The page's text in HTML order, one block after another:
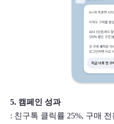
5. 캠페인 성과
: 친구톡 클릭률 25%, 구매 전